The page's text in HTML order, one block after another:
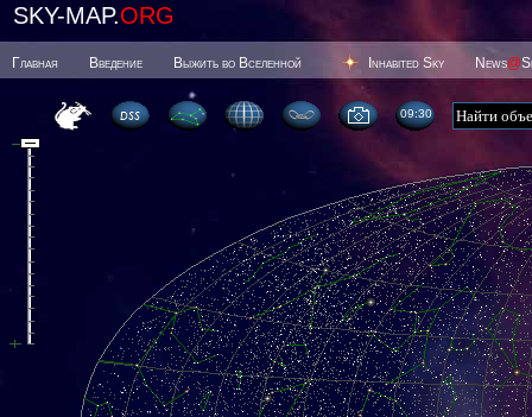
SKY-MAP.ORG
Главная Введение Выжить во Вселенной Inhabited Sky News@
09 30